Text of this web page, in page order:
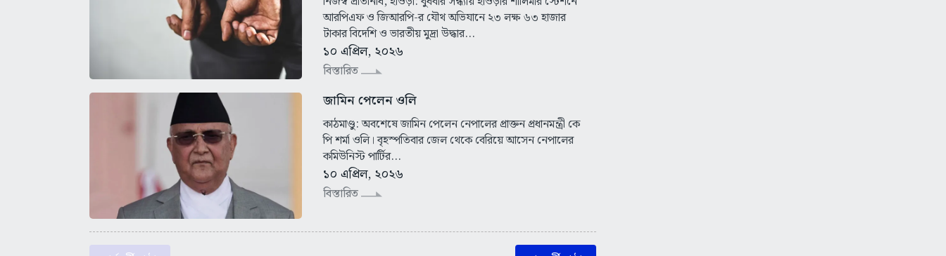
আরপিএফ ও জিআরপি-র যৌথ অভিযানে ২৩ লক্ষ ৬৩ হাজার
টাকার বিদেশি ও ভারতীয় মুদ্রা উদ্ধার...
১০ এপ্রিল, ২০২৬
বিস্তারিত
জামিন পেলেন ওলি
কাঠমাণ্ডু: অবশেষে জামিন পেলেন নেপালের প্রাক্তন প্রধানমন্ত্রী কে
পি শর্মা ওলি। বৃহস্পতিবার জেল থেকে বেরিয়ে আসেন নেপালের
কমিউনিস্ট পার্টির...
১০ এপ্রিল, ২০২৬
বিস্তারিত